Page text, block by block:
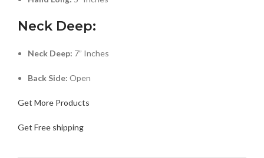
Neck Deep:
Neck Deep: 7” Inches
Back Side: Open
Get More Products
Get Free shipping